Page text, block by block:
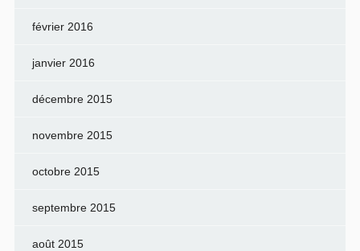
février 2016
janvier 2016
décembre 2015
novembre 2015
octobre 2015
septembre 2015
août 2015